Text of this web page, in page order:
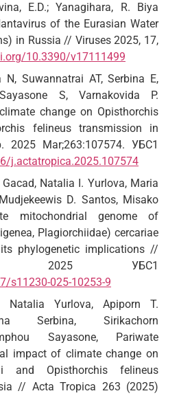
E.D.; Yanagihara, R. Biya
of the Eurasian Water
in Russia // Viruses 2025, 17,
10.3390/v17111499
N, Suwannatrai AT, Serbina E,
S, Varnakovida P.
change on Opisthorchis
felineus transmission in
2025 Mar;263:107574. УБС1
j.actatropica.2025.107574
Natalia I. Yurlova, Maria
D. Santos, Misako
mitochondrial genome of
Plagiorchiidae) cercariae
phylogenetic implications //
2025 УБС1
s11230-025-10253-9
Natalia Yurlova, Apiporn T.
Serbina, Sirikachorn
Sayasone, Pariwate
impact of climate change on
and Opisthorchis felineus
// Acta Tropica 263 (2025)